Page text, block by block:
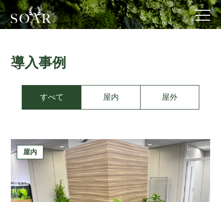
導入事例
すべて 屋内 屋外
屋内